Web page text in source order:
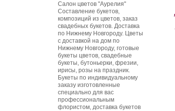
Салон цветов "Аурелия"
Составление букетов,
композиций из цветов, заказ
свадебных букетов. Доставка
по Нижнему Новгороду. Цветы
с доставкой на дом по
Нижнему Новгороду, готовые
букеты цветов, свадебные
букеты, бутоньерки, фрезии,
ирисы, розы на праздник.
Букеты по индивидуальному
заказу изготовленные
специально для вас
профессиональным
флористом, доставка букетов